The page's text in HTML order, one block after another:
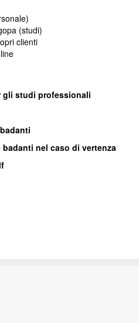
(studi)
clienti
gli studi professionali
nel caso di vertenza